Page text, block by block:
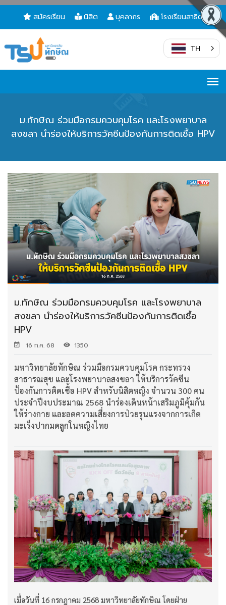
สมัครเรียน นิสิต บุคลากร โรงเรียนสาธิต
TH
ม.ทักษิณ ร่วมมือกรมควบคุมโรค และโรงพยาบาล
สงขลา นำร่องให้บริการวัคซีนป้องกันการติดเชื้อ HPV
ม.ทักษิณ ร่วมมือกรมควบคุมโรค และโรงพยาบาล
สงขลา นำร่องให้บริการวัคซีนป้องกันการติดเชื้อ
HPV
16 ก.ค. 68 1350
มหาวิทยาลัยทักษิณ ร่วมมือกรมควบคุมโรค กระทรวง
สาธารณสุข และโรงพยาบาลสงขลา ให้บริการวัคซีน
ป้องกันการติดเชื้อ HPV สำหรับนิสิตหญิง จำนวน 300 คน
ประจำปีงบประมาณ 2568 นำร่องเดินหน้าเสริมภูมิคุ้มกัน
ให้ร่างกาย และลดความเสี่ยงการป่วยรุนแรงจากการเกิด
มะเร็งปากมดลูกในหญิงไทย
เมื่อวันที่ 16 กรกฎาคม 2568 มหาวิทยาลัยทักษิณ โดยฝ่าย